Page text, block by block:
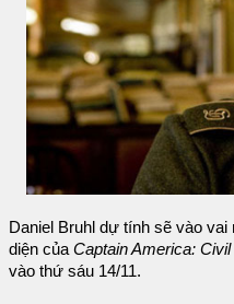
Daniel Bruhl dự tính sẽ vào
diện của Captain America:
vào thứ sáu 14/11.